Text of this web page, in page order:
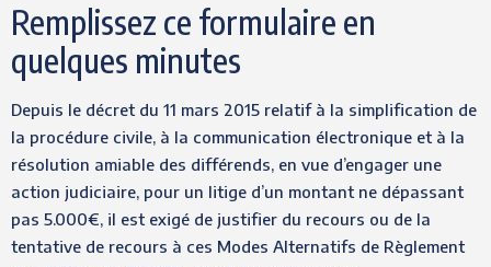
Remplissez ce formulaire en
quelques minutes
Depuis le décret du 11 mars 2015 relatif à la simplification de
la procédure civile, à la communication électronique et à la
résolution amiable des différends, en vue d’engager une
action judiciaire, pour un litige d’un montant ne dépassant
pas 5.000€, il est exigé de justifier du recours ou de la
tentative de recours à ces Modes Alternatifs de Règlement